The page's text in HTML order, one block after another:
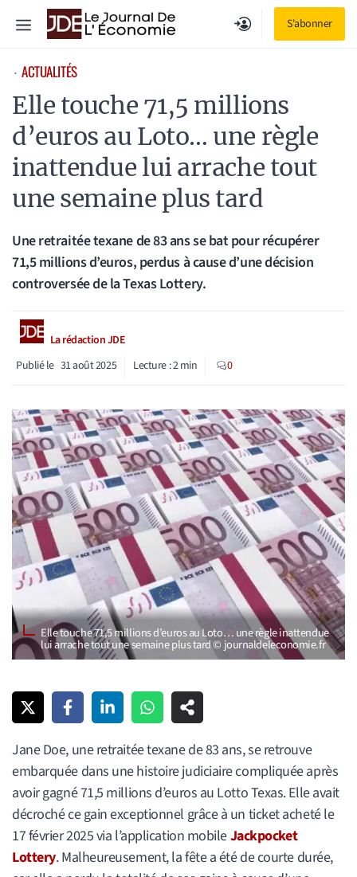
S'abonner
Menu
⋅ ACTUALITÉS
Elle touche 71,5 millions
d’euros au Loto… une règle
inattendue lui arrache tout
une semaine plus tard
Une retraitée texane de 83 ans se bat pour récupérer
71,5 millions d’euros, perdus à cause d’une décision
controversée de la Texas Lottery.
La rédaction JDE
Publié le 31 août 2025 Lecture :2min 0
Elle touche 71,5 millions d’euros au Loto… une règle inattendue
lui arrache tout une semaine plus tard © journaldeleconomie.fr
Jane Doe, une retraitée texane de 83 ans, se retrouve
embarquée dans une histoire judiciaire compliquée après
avoir gagné 71,5 millions d’euros au Lotto Texas. Elle avait
décroché ce gain exceptionnel grâce à un ticket acheté le
17 février 2025 via l’application mobileJackpocket
Lottery. Malheureusement, la fête a été de courte durée,